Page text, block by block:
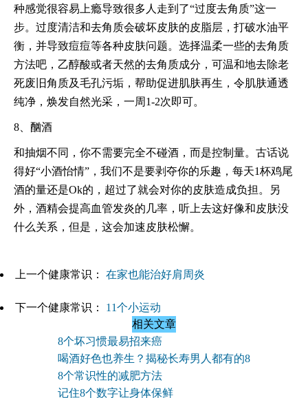
种感觉很容易上瘾导致很多人走到了“过度去角质”这一
步。过度清洁和去角质会破坏皮肤的皮脂层，打破水油平
衡，并导致痘痘等各种皮肤问题。选择温柔一些的去角质
方法吧，乙醇酸或者天然的去角质成分，可温和地去除老
死废旧角质及毛孔污垢，帮助促进肌肤再生，令肌肤通透
纯净，焕发自然光采，一周1-2次即可。
8、酗酒
和抽烟不同，你不需要完全不碰酒，而是控制量。古话说
得好“小酒怡情”，我们不是要剥夺你的乐趣，每天1杯鸡尾
酒的量还是Ok的，超过了就会对你的皮肤造成负担。另
外，酒精会提高血管发炎的几率，听上去这好像和皮肤没
什么关系，但是，这会加速皮肤松懈。
上一个健康常识： 在家也能治好肩周炎
下一个健康常识： 11个小运动
相关文章
8个坏习惯最易招来癌
喝酒好色也养生？揭秘长寿男人都有的8
8个常识性的减肥方法
记住8个数字让身体保鲜